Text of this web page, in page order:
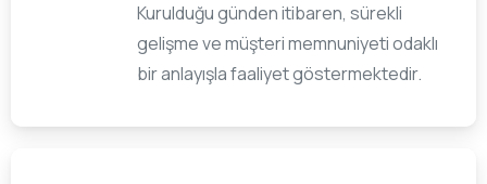
Kurulduğu günden itibaren, sürekli
gelişme ve müşteri memnuniyeti odaklı
bir anlayışla faaliyet göstermektedir.